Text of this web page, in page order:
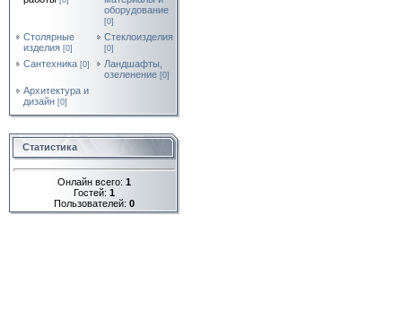
оборудование
[0]
Столярные
изделия [0]
Стеклоизделия
[0]
Сантехника [0]
Ландшафты,
озеленение [0]
Архитектура и
дизайн [0]
Статистика
Онлайн всего: 1
Гостей: 1
Пользователей: 0